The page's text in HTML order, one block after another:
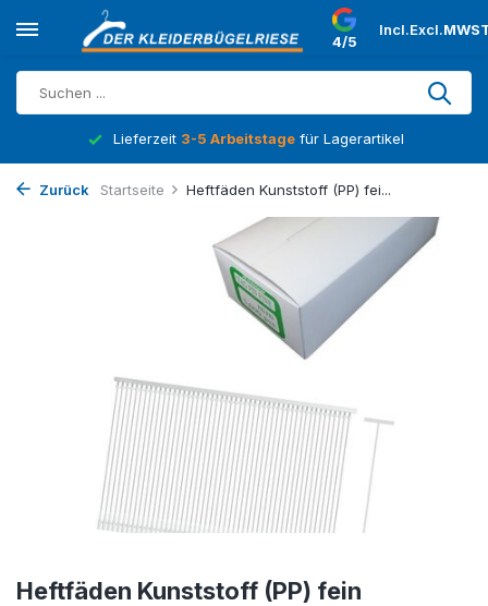
4/5
Incl.Excl.
Lieferzeit 3-5 Arbeitstage für Lagerartikel
Zurück Startseite Heftfäden Kunststoff (PP) fei...
Heftfäden Kunststoff (PP) fein